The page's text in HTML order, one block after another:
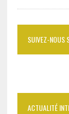
SUIVEZ-NOUS
ACTUALITÉ